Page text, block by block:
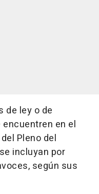
de ley o de
en el
Pleno del
incluyan por
según sus